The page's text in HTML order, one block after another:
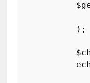
            );